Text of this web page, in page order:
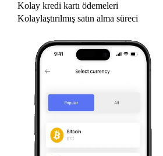
Kolay kredi kartı ödemeleri
Kolaylaştırılmış satın alma süreci